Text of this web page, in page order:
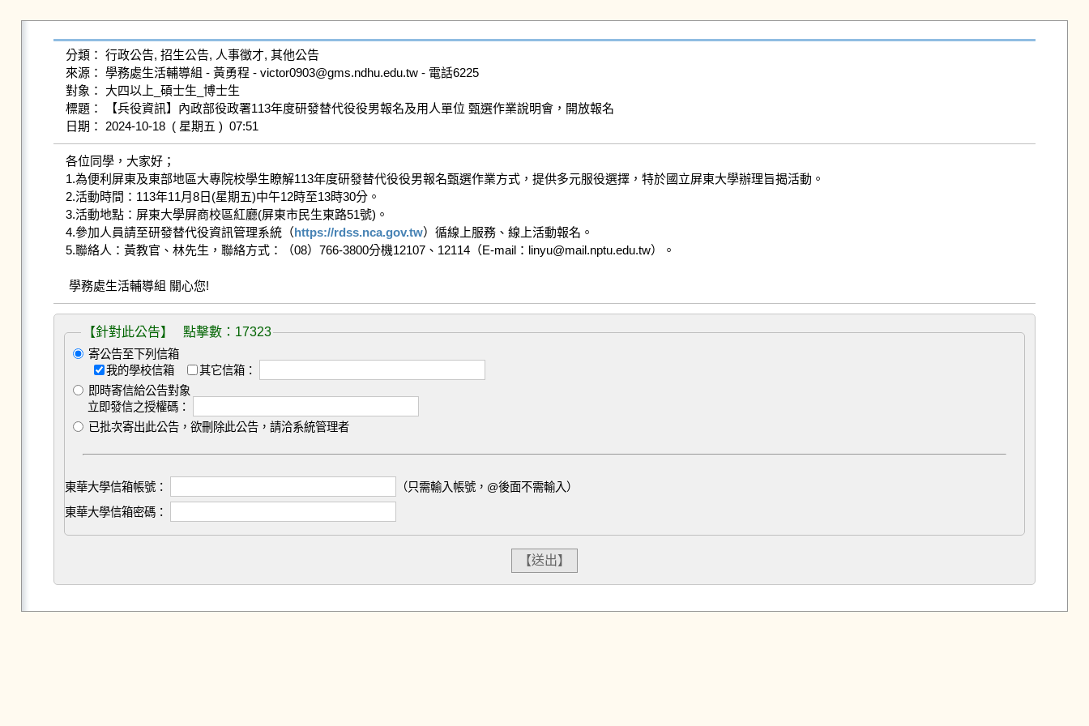
分類： 行政公告, 招生公告, 人事徵才, 其他公告
來源： 學務處生活輔導組 - 黃勇程 - victor0903@gms.ndhu.edu.tw - 電話6225
對象： 大四以上_碩士生_博士生
標題： 【兵役資訊】內政部役政署113年度研發替代役役男報名及用人單位 甄選作業說明會，開放報名
各位同學，大家好；
1.為便利屏東及東部地區大專院校學生瞭解113年度研發替代役役男報名甄選作業方式，提供多元服役選擇，特於國立屏東大學辦理旨揭活動。
2.活動時間：113年11月8日(星期五)中午12時至13時30分。
3.活動地點：屏東大學屏商校區紅廳(屏東市民生東路51號)。
4.參加人員請至研發替代役資訊管理系統（https://rdss.nca.gov.tw）循線上服務、線上活動報名。
5.聯絡人：黃教官、林先生，聯絡方式：（08）766-3800分機12107、12114（E-mail：linyu@mail.nptu.edu.tw）。
【針對此公告】 點擊數：17323
寄公告至下列信箱
我的學校信箱
其它信箱：
即時寄信給公告對象
立即發信之授權碼：
已批次寄出此公告，欲刪除此公告，請洽系統管理者
東華大學信箱帳號：
（只需輸入帳號，@後面不需輸入）
東華大學信箱密碼：